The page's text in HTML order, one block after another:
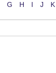
G H I J K